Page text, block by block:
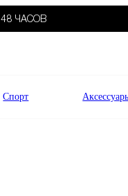
48 ЧАСОВ
Спорт